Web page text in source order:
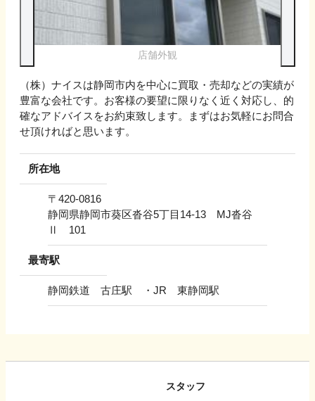
店舗外観
（株）ナイスは静岡市内を中心に買取・売却などの実績が
豊富な会社です。お客様の要望に限りなく近く対応し、的
確なアドバイスをお約束致します。まずはお気軽にお問合
せ頂ければと思います。
所在地
〒 420-0816
静岡県静岡市葵区沓谷5丁目14-13 MJ沓谷
Ⅱ 101
最寄駅
静岡鉄道 古庄駅 ・JR 東静岡駅
スタッフ